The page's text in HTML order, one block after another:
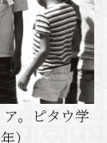
。ピタウ学
）